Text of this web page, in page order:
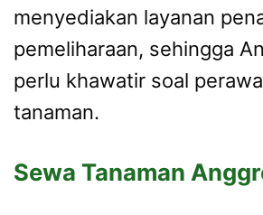
menyediakan layanan
pemeliharaan, sehingga
perlu khawatir soal
tanaman.
Sewa Tanaman